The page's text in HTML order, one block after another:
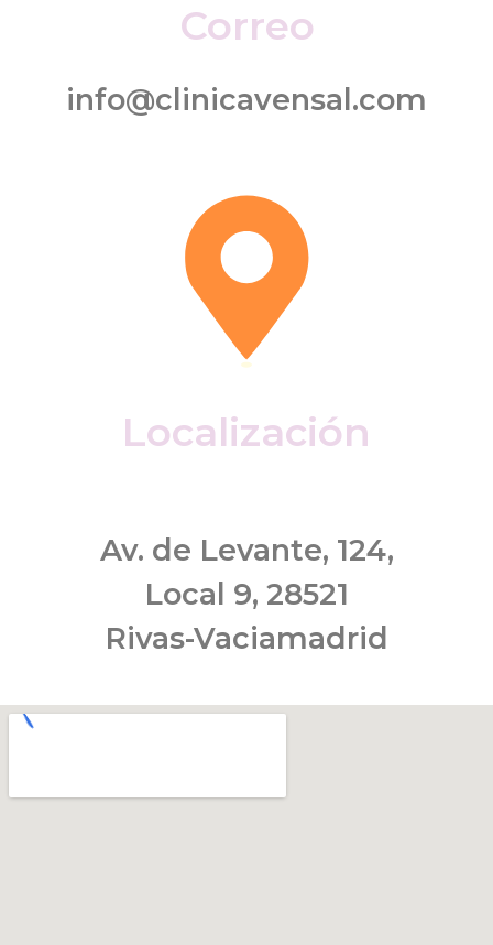
Correo
info@clinicavensal.com
Localización
Av. de Levante, 124,
Local 9, 28521
Rivas-Vaciamadrid